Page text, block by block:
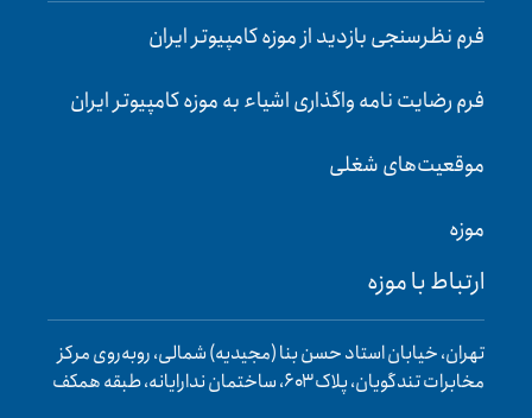
فرم نظرسنجی بازدید از موزه کامپیوتر ایران
فرم رضایت‌ نامه واگذاری اشیاء به موزه کامپیوتر ایران
موقعیت‌های شغلی
موزه
ارتباط با موزه
تهران، خیابان استاد حسن بنا (مجیدیه) شمالی، روبه‌روی مرکز
مخابرات تندگویان، پلاک ۶۰۳، ساختمان ندارایانه، طبقه همکف